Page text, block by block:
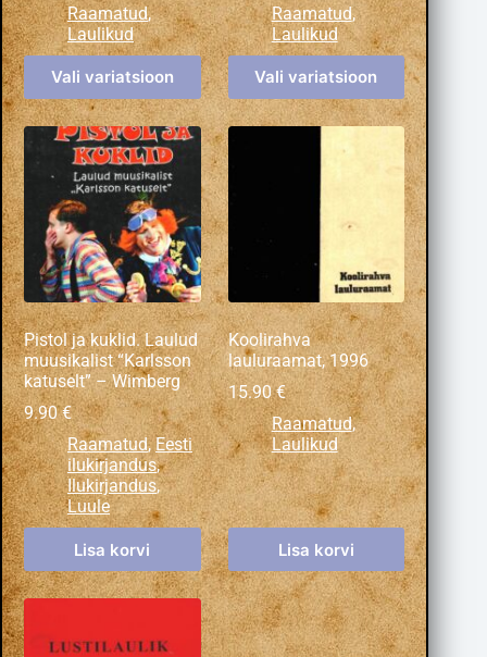
Raamatud,
Laulikud
Vali variatsioon
Raamatud,
Laulikud
Vali variatsioon
Pistol ja kuklid. Laulud
muusikalist “Karlsson
katuselt” – Wimberg
9.90€
Raamatud,Eesti
ilukirjandus,
Ilukirjandus,
Luule
Lisa korvi
Koolirahva
lauluraamat, 1996
15.90€
Raamatud,
Laulikud
Lisa korvi